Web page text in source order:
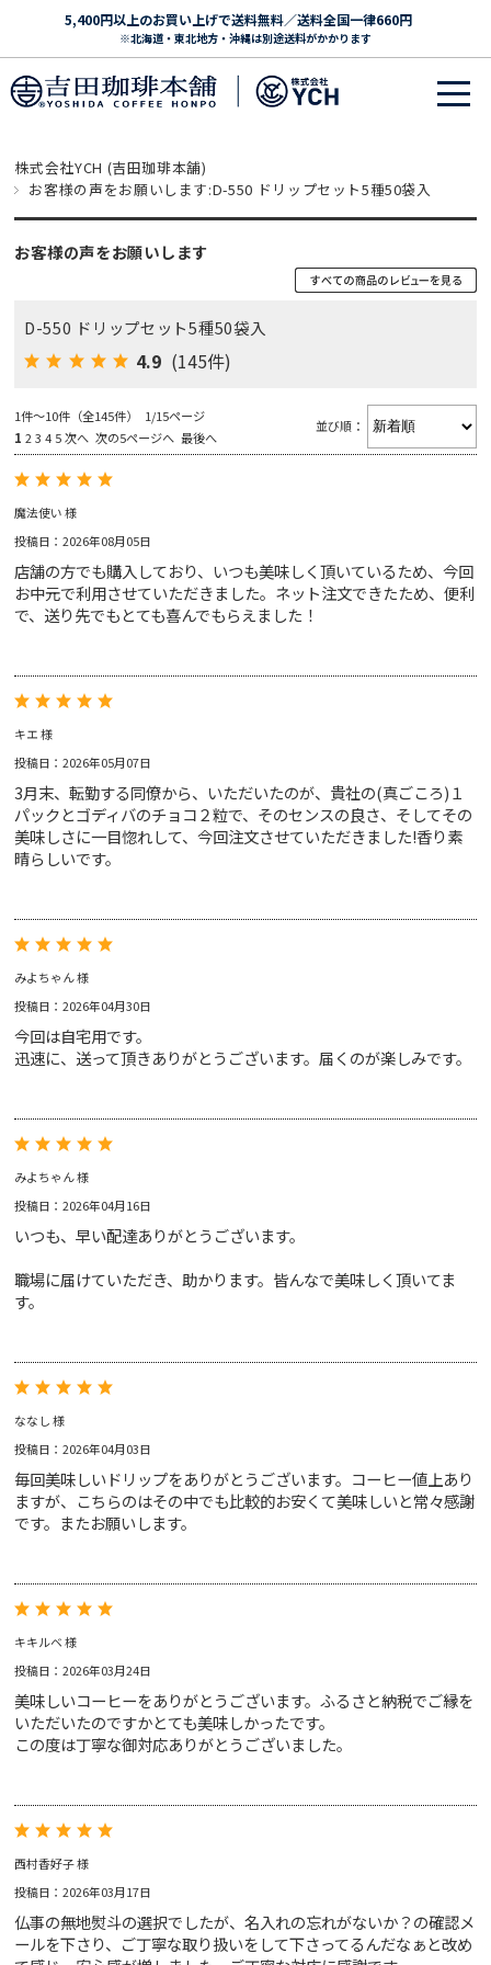
5,400円以上のお買い上げで送料無料／送料全国一律660円
※北海道・東北地方・沖縄は別途送料がかかります
株式会社YCH (吉田珈琲本舗)
お客様の声をお願いします:D-550 ドリップセット5種50袋入
お客様の声をお願いします
D-550 ドリップセット5種50袋入
4.9 (145件)
1件～10件（全145件） 1/15ページ
1 2 3 4 5 次へ 次の5ページへ 最後へ
並び順：
魔法使い 様
投稿日：2026年08月05日
店舗の方でも購入しており、いつも美味しく頂いているため、今回
お中元で利用させていただきました。ネット注文できたため、便利
で、送り先でもとても喜んでもらえました！
キエ 様
投稿日：2026年05月07日
3月末、転勤する同僚から、いただいたのが、貴社の(真ごころ)１
パックとゴディバのチョコ２粒で、そのセンスの良さ、そしてその
美味しさに一目惚れして、今回注文させていただきました!香り素
晴らしいです。
みよちゃん 様
投稿日：2026年04月30日
今回は自宅用です。
迅速に、送って頂きありがとうございます。届くのが楽しみです。
みよちゃん 様
投稿日：2026年04月16日
いつも、早い配達ありがとうございます。
職場に届けていただき、助かります。皆んなで美味しく頂いてま
す。
ななし 様
投稿日：2026年04月03日
毎回美味しいドリップをありがとうございます。コーヒー値上あり
ますが、こちらのはその中でも比較的お安くて美味しいと常々感謝
です。またお願いします。
キキルベ 様
投稿日：2026年03月24日
美味しいコーヒーをありがとうございます。ふるさと納税でご縁を
いただいたのですかとても美味しかったです。
この度は丁寧な御対応ありがとうございました。
西村香好子 様
投稿日：2026年03月17日
仏事の無地熨斗の選択でしたが、名入れの忘れがないか？の確認メ
ールを下さり、ご丁寧な取り扱いをして下さってるんだなぁと改め